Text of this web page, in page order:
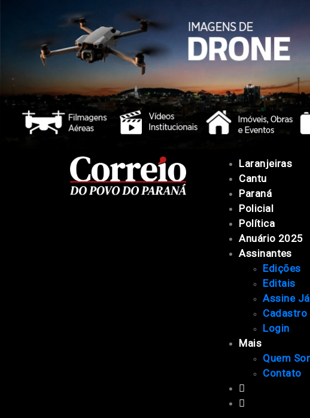
Laranjeiras
Cantu
Paraná
Policial
Política
Anuário 2025
Assinantes
Edições
Editais
Assine Já
Cadastro
Login
Mais
Quem
Contato